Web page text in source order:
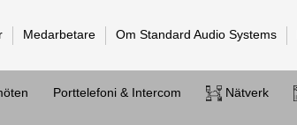
Medarbetare Om Standard Audio Systems
Porttelefoni & Intercom Nätverk